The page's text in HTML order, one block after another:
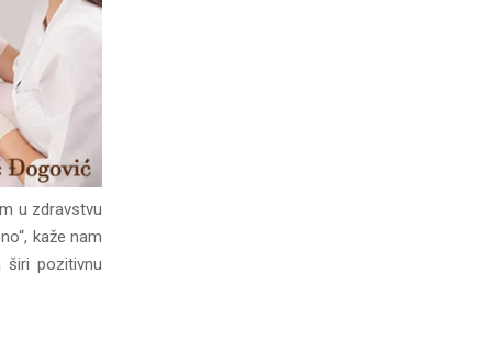
u zdravstvu
kaže nam
širi pozitivnu